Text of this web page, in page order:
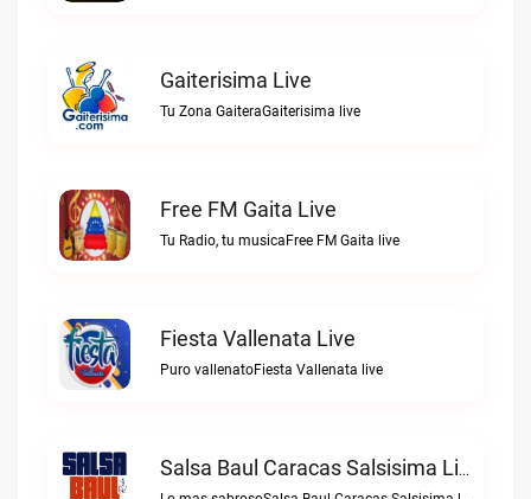
Gaiterisima Live
Tu Zona GaiteraGaiterisima live
Free FM Gaita Live
Tu Radio, tu musicaFree FM Gaita live
Fiesta Vallenata Live
Puro vallenatoFiesta Vallenata live
Salsa Baul Caracas Salsisima Live